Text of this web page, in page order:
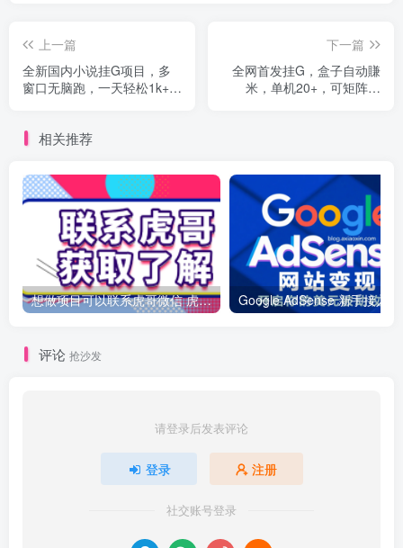
上一篇
全新国内小说挂G项目，多
窗口无脑跑，一天轻松1k+，
下一篇
全网首发挂G，盒子自动賺
米，单机20+，可矩阵放
相关推荐
想做项目可以联系虎哥微信 虎哥一对一解答并且远程视频教学
评论 抢沙发
请登录后发表评论
登录 注册
社交账号登录